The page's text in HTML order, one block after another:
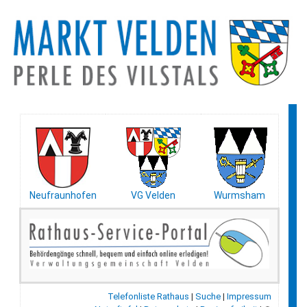
Neufraunhofen VG Velden Wurmsham
Telefonliste Rathaus | Suche | Impressum